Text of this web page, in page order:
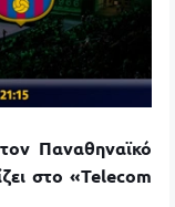
Παναθηναϊκό
στο«Telecom